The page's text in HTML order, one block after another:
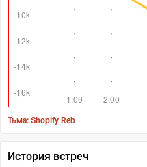
Тьма: Shopify Reb
История встреч